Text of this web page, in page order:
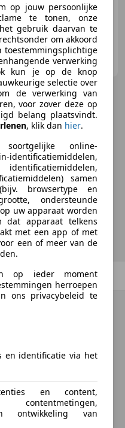
Volgende
op jouw persoonlijke
te tonen, onze
gebruik daarvan te
om akkoord
toestemmingsplichtige
verwerking
kun je op de knop
selectie over
de verwerking van
voor zover deze op
belang plaatsvindt.
, klik dan hier.
online-
samen
browsertype en
ondersteunde
uw apparaat worden
dat apparaat telkens
met een app of met
een of meer van de
op ieder moment
herroepen
ons privacybeleid te
en identificatie via het
en content,
ontwikkeling van